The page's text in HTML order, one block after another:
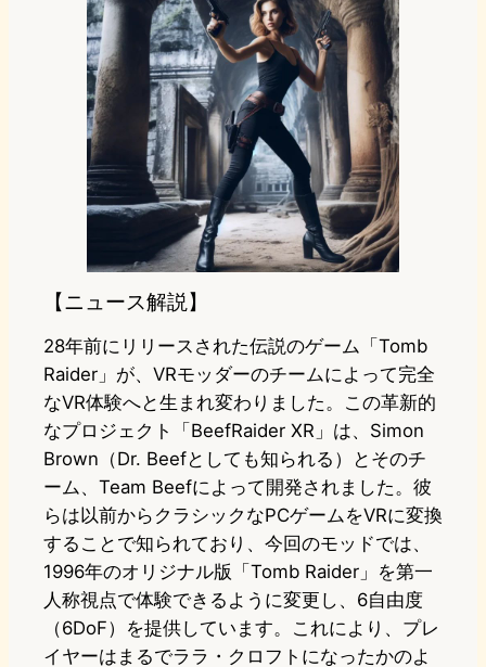
【ニュース解説】
28年前にリリースされた伝説のゲーム「Tomb
Raider」が、VRモッダーのチームによって完全
なVR体験へと生まれ変わりました。この革新的
なプロジェクト「BeefRaider XR」は、Simon
Brown（Dr. Beefとしても知られる）とそのチ
ーム、Team Beefによって開発されました。彼
らは以前からクラシックなPCゲームをVRに変換
することで知られており、今回のモッドでは、
1996年のオリジナル版「Tomb Raider」を第一
人称視点で体験できるように変更し、6自由度
（6DoF）を提供しています。これにより、プレ
イヤーはまるでララ・クロフトになったかのよ